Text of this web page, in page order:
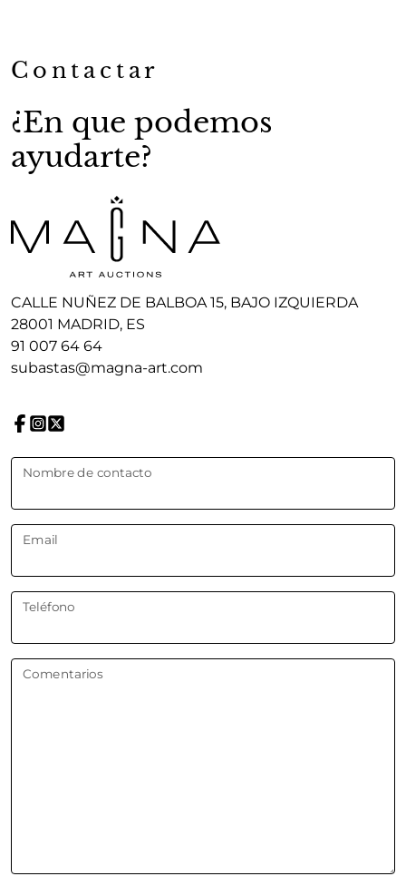
Contactar
¿En que podemos
ayudarte?
CALLE NUÑEZ DE BALBOA 15, BAJO IZQUIERDA
28001 MADRID, ES
91 007 64 64
subastas@magna-art.com
Nombre de contacto
Email
Teléfono
Comentarios